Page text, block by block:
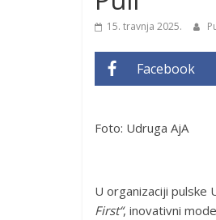
15. travnja 2025.
Facebook
Foto: Udruga AjA
U organizaciji pulske
First“, inovativni